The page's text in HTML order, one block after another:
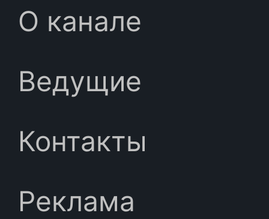
О канале
Ведущие
Контакты
Реклама